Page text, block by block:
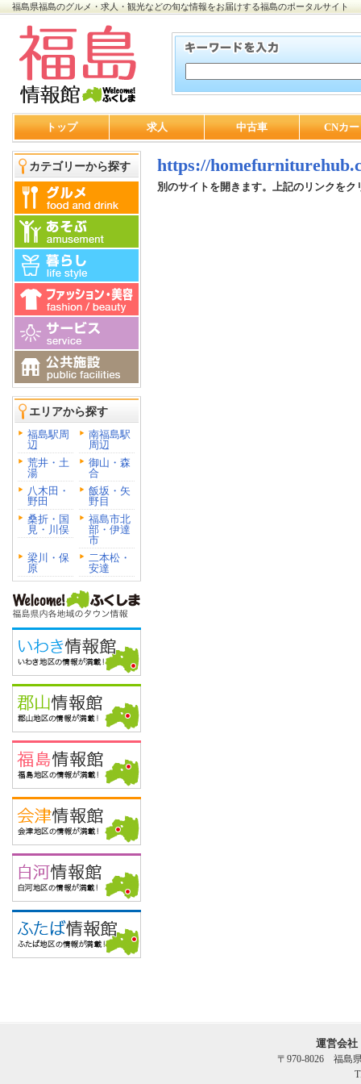
福島県福島のグルメ・求人・観光などの旬な情報をお届けする福島のポータルサイト
トップ 求人 中古車 CNカ
カテゴリーから探す
エリアから探す
福島駅周
辺
南福島駅
周辺
荒井・土
湯
御山・森
合
八木田・
野田
飯坂・矢
野目
桑折・国
見・川俣
福島市北
部・伊達
市
梁川・保
原
二本松・
安達
https://
別のサイトを開きます。上記のリンクをク
運営会
〒970-8026 福島